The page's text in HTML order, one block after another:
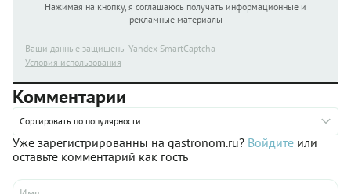
Нажимая на кнопку, я соглашаюсь получать информационные и
рекламные материалы
Ваши данные защищены Yandex SmartCaptcha
Условия использования
Комментарии
Сортировать по популярности
Уже зарегистрированны на gastronom.ru? Войдите или
оставьте комментарий как гость